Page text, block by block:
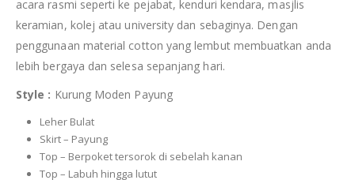
acara rasmi seperti ke pejabat, kenduri kendara, masjlis
keramian, kolej atau university dan sebaginya. Dengan
penggunaan material cotton yang lembut membuatkan anda
lebih bergaya dan selesa sepanjang hari.
Style : Kurung Moden Payung
Leher Bulat
Skirt – Payung
Top – Berpoket tersorok di sebelah kanan
Top – Labuh hingga lutut